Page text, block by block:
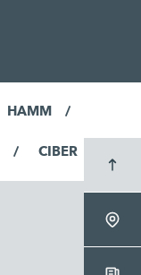
HAMM
CIBER